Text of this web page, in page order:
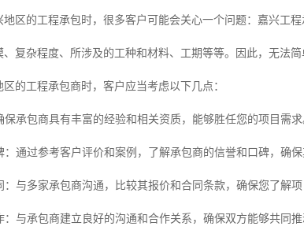
地区的工程承包时，很多客户可能会关心一个问题：嘉兴工
复杂程度、所涉及的工种和材料、工期等等。因此，无法简
的工程承包商时，客户应当考虑以下几点：
保承包商具有丰富的经验和相关资质，能够胜任您的项目需求
：通过参考客户评价和案例，了解承包商的信誉和口碑，确保
：与多家承包商沟通，比较其报价和合同条款，确保您了解项
：与承包商建立良好的沟通和合作关系，确保双方能够共同推